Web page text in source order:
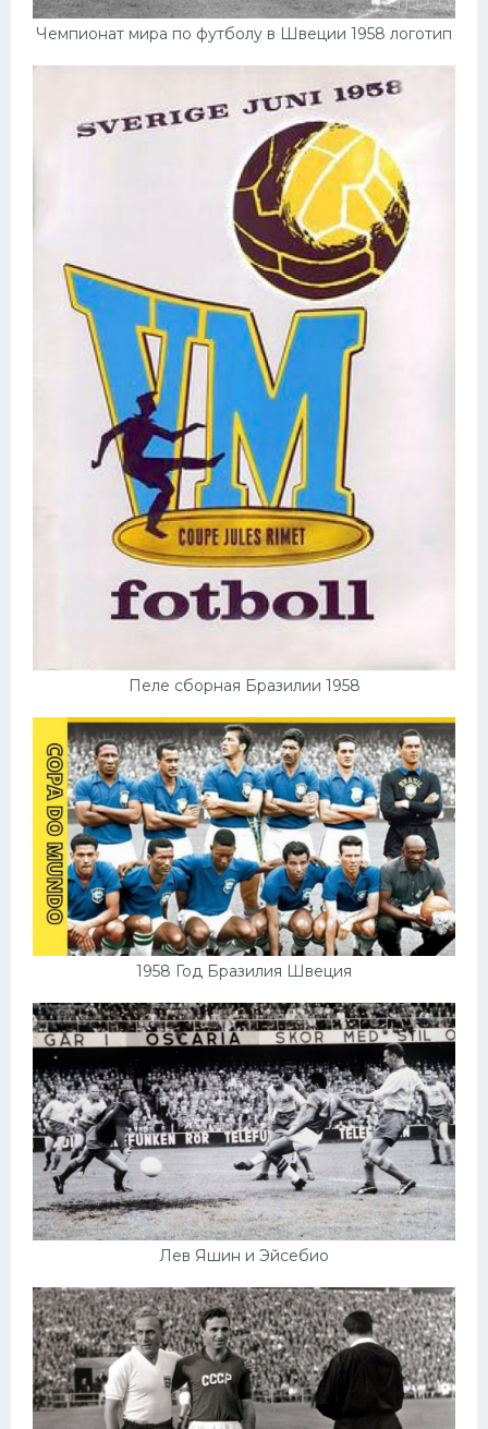
Чемпионат мира по футболу в Швеции 1958 логотип
Пеле сборная Бразилии 1958
1958 Год Бразилия Швеция
Лев Яшин и Эйсебио